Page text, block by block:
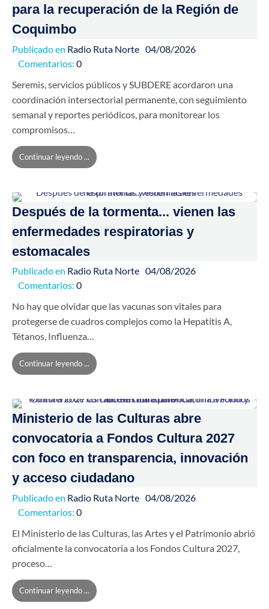
para la recuperación de la Región de
Coquimbo
Publicado en Radio Ruta Norte 04/08/2026
Comentarios: 0
Seremis, servicios públicos y SUBDERE acordaron una
coordinación intersectorial permanente, con seguimiento
semanal y reportes periódicos, para monitorear los
compromisos…
Continuar leyendo ...
Después de la tormenta... vienen las
enfermedades respiratorias y
estomacales
Publicado en Radio Ruta Norte 04/08/2026
Comentarios: 0
No hay que olvidar que las vacunas son vitales para
protegerse de cuadros complejos como la Hepatitis A,
Tétanos, Influenza…
Continuar leyendo ...
Ministerio de las Culturas abre
convocatoria a Fondos Cultura 2027
con foco en transparencia, innovación
y acceso ciudadano
Publicado en Radio Ruta Norte 04/08/2026
Comentarios: 0
El Ministerio de las Culturas, las Artes y el Patrimonio abrió
oficialmente la convocatoria a los Fondos Cultura 2027,
proceso…
Continuar leyendo ...